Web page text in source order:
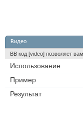
Видео
BB код [video] позволяет
Использование
Пример
Результат